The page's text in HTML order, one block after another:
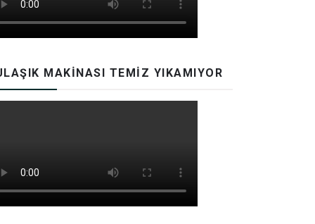
MAKINASI TEMIZ YIKAMIYOR